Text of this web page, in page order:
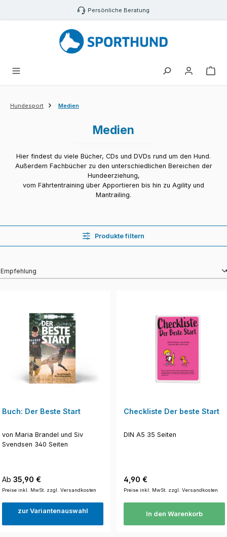
Zum Hauptinhalt springen Persönliche Beratung
Hundesport Medien
Medien
Hier findest du viele Bücher, CDs und DVDs rund um den Hund.
Außerdem Fachbücher zu den unterschiedlichen Bereichen der
Hundeerziehung,
vom Fährtentraining über Apportieren bis hin zu Agility und
Mantrailing.
Produkte filtern
Buch: Der Beste Start
von Maria Brandel und Siv
Svendsen 340 Seiten
Regulärer Preis:
Ab 35,90 €
Preise inkl. MwSt. zzgl. Versandkosten
zur Variantenauswahl
Checkliste Der beste Start
DIN A5 35 Seiten
Regulärer Preis:
4,90 €
Preise inkl. MwSt. zzgl. Versandkosten
In den Warenkorb